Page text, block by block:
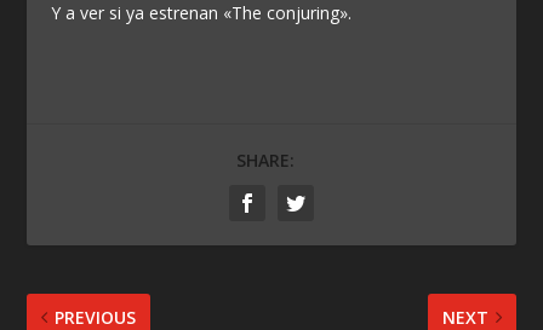
Y a ver si ya estrenan «The conjuring».
SHARE:
PREVIOUS NEXT